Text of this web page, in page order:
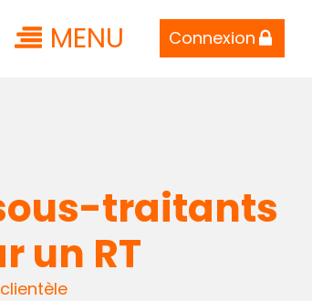
MENU Connexion
traitants
un RT